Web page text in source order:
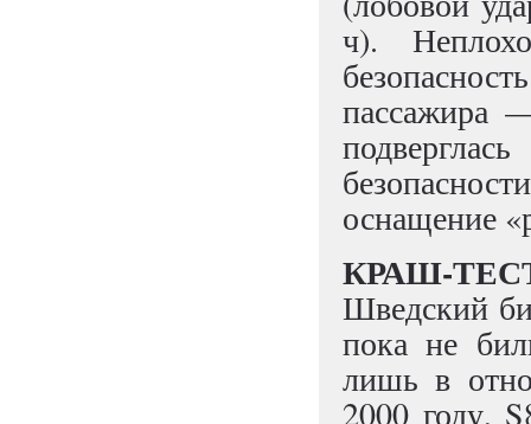
ч).
пассажира
оснащение
КРАШ-ТЕСТ
Шведский
пока не
лишь в
2000 году,